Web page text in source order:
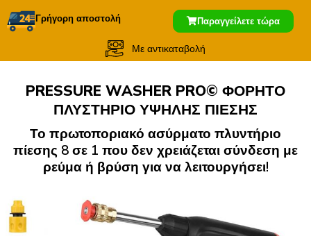
Γρήγορη αποστολή Παραγγείλετε τώρα
Με αντικαταβολή
PRESSURE WASHER PRO© ΦΟΡΗΤΟ
ΠΛΥΣΤΗΡΙΟ ΥΨΗΛΗΣ ΠΙΕΣΗΣ
Το πρωτοποριακό ασύρματο πλυντήριο
πίεσης 8 σε 1 που δεν χρειάζεται σύνδεση με
ρεύμα ή βρύση για να λειτουργήσει!